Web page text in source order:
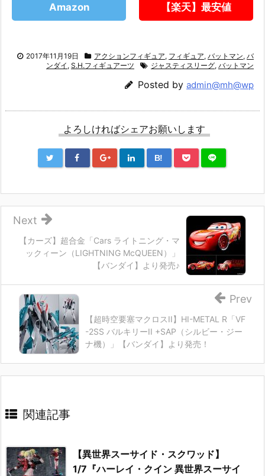
Amazon 【楽天】最安値
2017年11月19日 アクションフィギュア, フィギュア, バットマン, バ
ンダイ , S.H.フィギュアーツ ジャスティスリーグ, バットマン
Posted by admin@mh@wp
よろしければシェアお願いします
B!
【カーズ】超合金「Cars ライトニング・マ
ックィーン（LIGHTNING McQUEEN）」
【バンダイ】より発売♪
Next
【超時空要塞マクロスII】HI-METAL R「VF
-2SS バルキリーII +SAP（シルビー・ジー
ナ機）」【バンダイ】より発売！
Prev
関連記事
【異世界スーサイド・スクワッド】
1/7『ハーレイ・クイン 異世界スーサイ